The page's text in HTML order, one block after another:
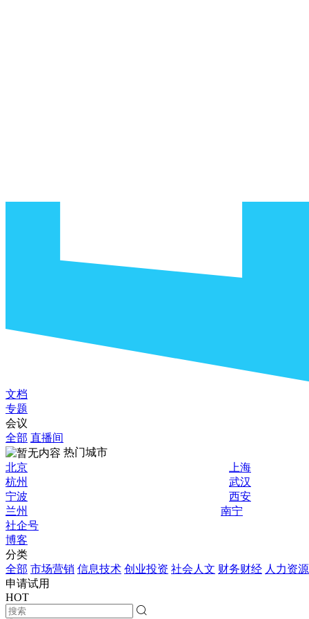
文档
专题
会议
全部 直播间
热门城市
北京
上海
杭州
武汉
宁波
西安
兰州
南宁
社企号
博客
分类
全部 市场营销 信息技术 创业投资 社会人文 财务财经 人力资源
申请试用
HOT